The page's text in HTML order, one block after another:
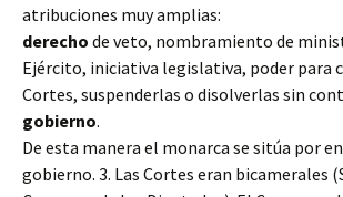
atribuciones muy amplias:
derecho de veto, nombramiento de
Ejército, iniciativa legislativa, poder para
Cortes, suspenderlas o disolverlas sin
gobierno.
De esta manera el monarca se sitúa por
gobierno. 3. Las Cortes eran bicamerales